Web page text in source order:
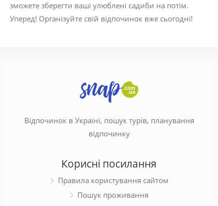
зможете зберегти ваші улюблені садиби на потім.
Уперед! Організуйте свій відпочинок вже сьогодні!
Відпочинок в Україні, пошук турів, планування
відпочинку
Корисні посилання
Правила користування сайтом
Пошук проживання